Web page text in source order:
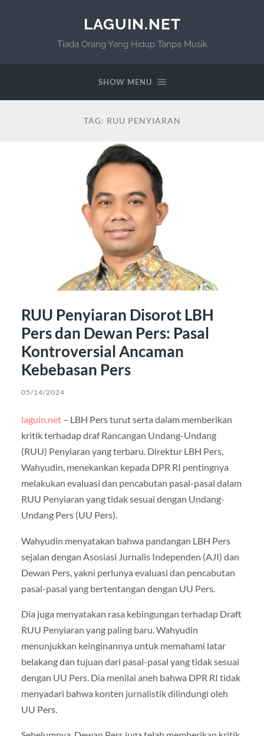
LAGUIN.NET
Tiada Orang Yang Hidup Tanpa Musik
SHOW MENU
TAG: RUU PENYIARAN
RUU Penyiaran Disorot LBH
Pers dan Dewan Pers: Pasal
Kontroversial Ancaman
Kebebasan Pers
05/14/2024
laguin.net– LBH Pers turut serta dalam memberikan
kritik terhadap draf Rancangan Undang-Undang
(RUU) Penyiaran yang terbaru. Direktur LBH Pers,
Wahyudin, menekankan kepada DPR RI pentingnya
melakukan evaluasi dan pencabutan pasal-pasal dalam
RUU Penyiaran yang tidak sesuai dengan Undang-
Undang Pers (UU Pers).
Wahyudin menyatakan bahwa pandangan LBH Pers
sejalan dengan Asosiasi Jurnalis Independen (AJI) dan
Dewan Pers, yakni perlunya evaluasi dan pencabutan
pasal-pasal yang bertentangan dengan UU Pers.
Dia juga menyatakan rasa kebingungan terhadap Draft
RUU Penyiaran yang paling baru. Wahyudin
menunjukkan keinginannya untuk memahami latar
belakang dan tujuan dari pasal-pasal yang tidak sesuai
dengan UU Pers. Dia menilai aneh bahwa DPR RI tidak
menyadari bahwa konten jurnalistik dilindungi oleh
UU Pers.